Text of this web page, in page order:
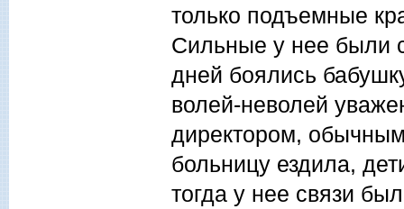
только подъемные
Сильные у нее были
дней боялись
волей-неволей
директором,
больницу ездила,
тогда у нее связи